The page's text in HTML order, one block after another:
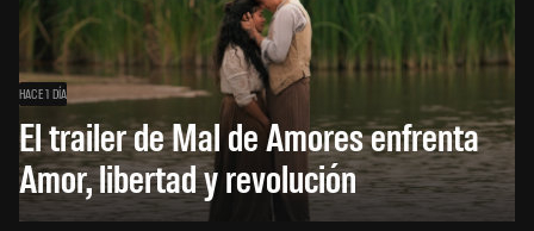
HACE 1 DÍA
El trailer de Mal de Amores enfrenta
Amor, libertad y revolución